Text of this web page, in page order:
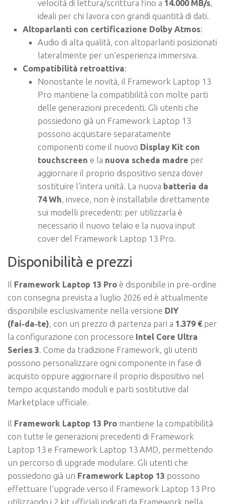
velocità di lettura/scrittura fino a 14.000 MB/s
ideali per chi lavora con grandi quantità di dati.
Altoparlanti con certificazione Dolby Atmos:
Audio di alta qualità, con altoparlanti posizionati
lateralmente per un’esperienza immersiva.
Compatibilità retroattiva:
Nonostante le novità, il Framework Laptop 13
Pro mantiene la compatibilità con molte parti
delle generazioni precedenti. Gli utenti che
possiedono già un Framework Laptop 13
possono acquistare separatamente
componenti come il nuovo Display Kit con
touchscreen e la nuova scheda madre per
aggiornare il proprio dispositivo senza dover
sostituire l’intera unità. La nuova batteria da
74 Wh , invece, non è installabile direttamente
sui modelli precedenti: per utilizzarla è
necessario il nuovo telaio e la nuova input
cover del Framework Laptop 13 Pro.
Disponibilità e prezzi
Il Framework Laptop 13 Pro è disponibile in pre-ordine
con consegna prevista a luglio 2026 ed è attualmente
disponibile esclusivamente nella versione DIY
(fai‑da‑te) , con un prezzo di partenza pari a 1.379 €per
la configurazione con processore Intel Core Ultra
Series 3 . Come da tradizione Framework, gli utenti
possono personalizzare ogni componente in fase di
acquisto oppure aggiornare il proprio dispositivo nel
tempo acquistando moduli e parti sostitutive dal
Marketplace ufficiale.
Il Framework Laptop 13 Pro mantiene la compatibilità
con tutte le generazioni precedenti di Framework
Laptop 13 e Framework Laptop 13 AMD, permettendo
un percorso di upgrade modulare. Gli utenti che
possiedono già un Framework Laptop 13 possono
effettuare l’upgrade verso il Framework Laptop 13 Pro
utilizzando i 2 kit ufficiali indicati da Framework nella